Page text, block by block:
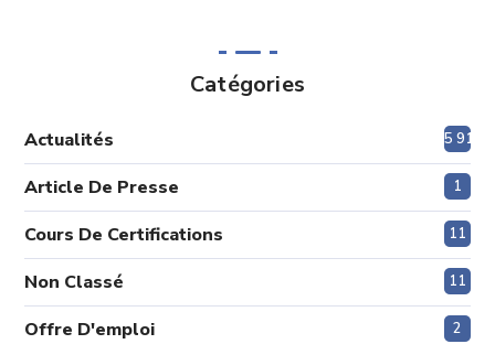
Catégories
Actualités 5 915
Article De Presse 1
Cours De Certifications 11
Non Classé 11
Offre D'emploi 2